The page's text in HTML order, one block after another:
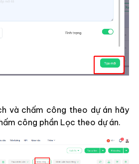
và chấm công theo dự án hãy
công phần Lọc theo dự án.